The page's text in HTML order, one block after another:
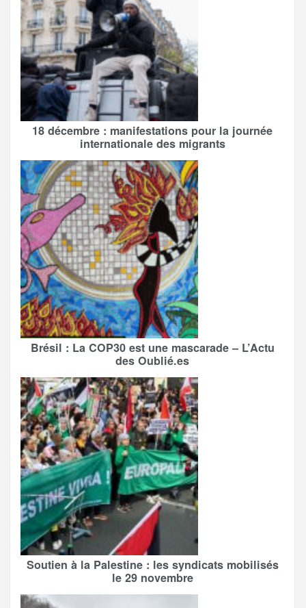
18 décembre : manifestations pour la journée
internationale des migrants
Brésil : La COP30 est une mascarade – L’Actu
des Oublié.es
Soutien à la Palestine : les syndicats mobilisés
le 29 novembre